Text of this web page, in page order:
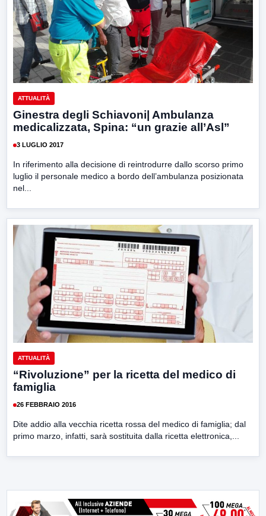
ATTUALITÀ
Ginestra degli Schiavoni| Ambulanza
medicalizzata, Spina: “un grazie all’Asl”
3 LUGLIO 2017
In riferimento alla decisione di reintrodurre dallo scorso primo
luglio il personale medico a bordo dell’ambulanza posizionata
nel...
ATTUALITÀ
“Rivoluzione” per la ricetta del medico di
famiglia
26 FEBBRAIO 2016
Dite addio alla vecchia ricetta rossa del medico di famiglia; dal
primo marzo, infatti, sarà sostituita dalla ricetta elettronica,...